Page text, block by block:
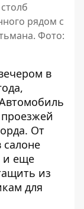
рядом с
Фото:
в
От
и еще
из
для